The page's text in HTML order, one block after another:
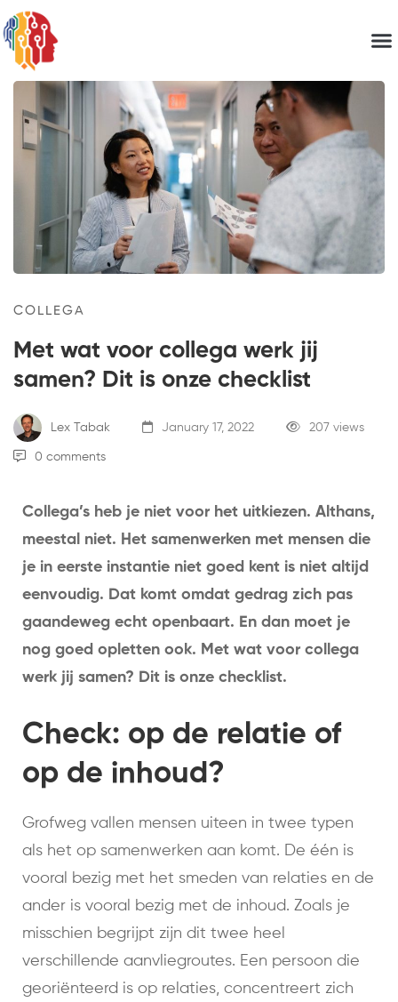
COLLEGA
Met wat voor collega werk jij
samen? Dit is onze checklist
Lex Tabak January 17, 2022 207 views
0 comments
Collega’s heb je niet voor het uitkiezen. Althans,
meestal niet. Het samenwerken met mensen die
je in eerste instantie niet goed kent is niet altijd
eenvoudig. Dat komt omdat gedrag zich pas
gaandeweg echt openbaart. En dan moet je
nog goed opletten ook. Met wat voor collega
werk jij samen? Dit is onze checklist.
Check: op de relatie of
op de inhoud?
Grofweg vallen mensen uiteen in twee typen
als het op samenwerken aan komt. De één is
vooral bezig met het smeden van relaties en de
ander is vooral bezig met de inhoud. Zoals je
misschien begrijpt zijn dit twee heel
verschillende aanvliegroutes. Een persoon die
georiënteerd is op relaties, concentreert zich